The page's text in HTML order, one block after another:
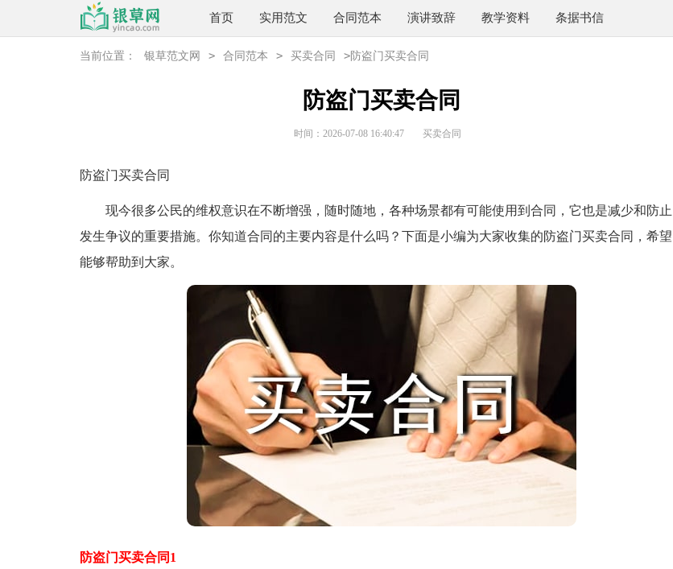
首页 实用范文 合同范本 演讲致辞 教学资料 条据书信
当前位置： 银草范文网 > 合同范本 > 买卖合同 >防盗门买卖合同
防盗门买卖合同
时间：2026-07-08 16:40:47 买卖合同
防盗门买卖合同
现今很多公民的维权意识在不断增强，随时随地，各种场景都有可能使用到合同，它也是减少和防止
发生争议的重要措施。你知道合同的主要内容是什么吗？下面是小编为大家收集的防盗门买卖合同，希望
能够帮助到大家。
防盗门买卖合同1